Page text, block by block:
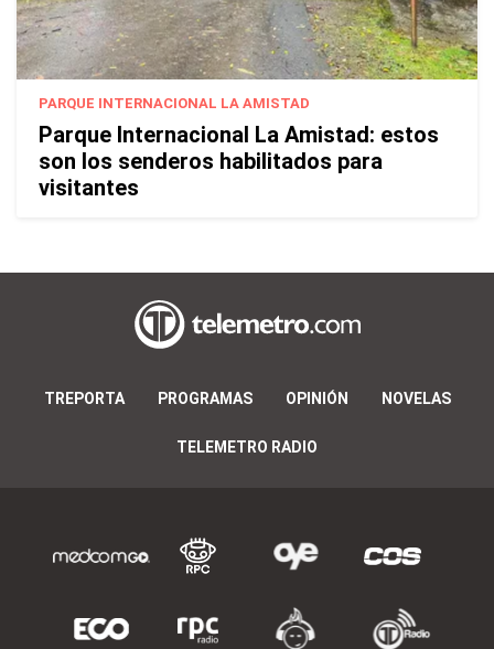
PARQUE INTERNACIONAL LA AMISTAD
Parque Internacional La Amistad: estos
son los senderos habilitados para
visitantes
TREPORTA PROGRAMAS OPINIÓN NOVELAS
TELEMETRO RADIO